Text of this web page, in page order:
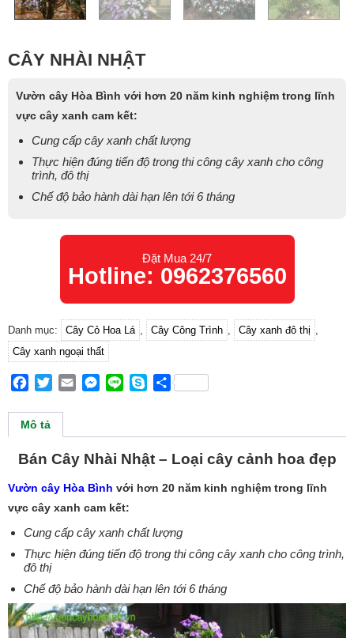
CÂY NHÀI NHẬT
Vườn cây Hòa Bình với hơn 20 năm kinh nghiệm trong lĩnh
vực cây xanh cam kết:
Cung cấp cây xanh chất lượng
Thực hiện đúng tiến độ trong thi công cây xanh cho công
trình, đô thị
Chế độ bảo hành dài hạn lên tới 6 tháng
Đặt Mua 24/7
Hotline: 0962376560
Danh mục: Cây Cỏ Hoa Lá , Cây Công Trình , Cây xanh đô thị ,
Cây xanh ngoại thất
Facebook
TwitterEmailMessenger
Line SkypeShare
Mô tả
Bán Cây Nhài Nhật – Loại cây cảnh hoa đẹp
Vườn cây Hòa Bình với hơn 20 năm kinh nghiệm trong lĩnh
vực cây xanh cam kết:
Cung cấp cây xanh chất lượng
Thực hiện đúng tiến độ trong thi công cây xanh cho công trình,
đô thị
Chế độ bảo hành dài hạn lên tới 6 tháng